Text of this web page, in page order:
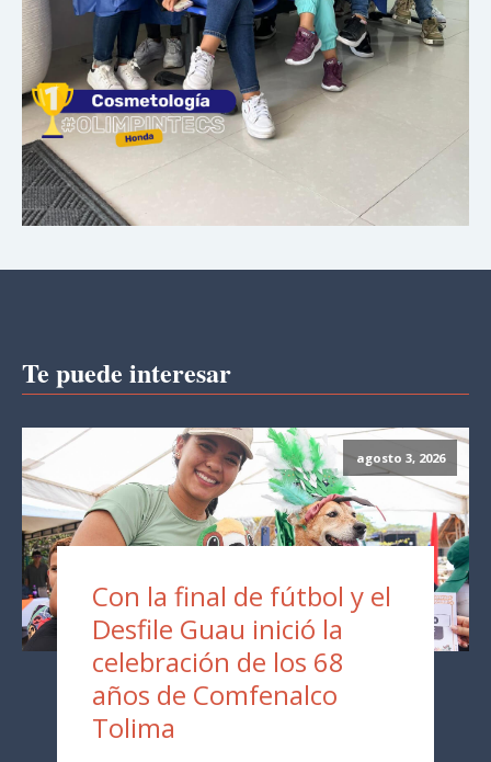
Te puede interesar
agosto 3, 2026
Con la final de fútbol y el
Desfile Guau inició la
celebración de los 68
años de Comfenalco
Tolima